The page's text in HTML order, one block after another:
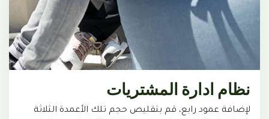
نظام ادارة المشتريات
لإضافة عمود رابع، قم بتقليص حجم تلك الأعمدة الثلاثة